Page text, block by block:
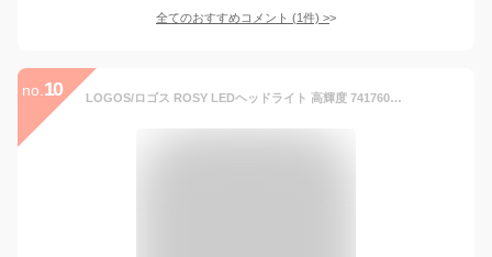
全てのおすすめコメント (1件) >
no. 10 LOGOS/ロゴス ROSY LEDヘッドライト 高輝度 74176006 トレッキング 防災グッズ ライフライン 生活防水 キャンプ アウトドア フィッシング フェス 災害対策 防災対策 あす楽対応【お買い物マラソン 開催】